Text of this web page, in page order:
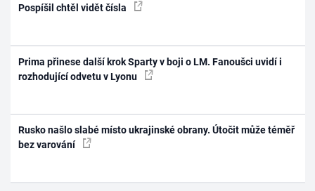
Pospíšil chtěl vidět čísla
Prima přinese další krok Sparty v boji o LM. Fanoušci uvidí i
rozhodující odvetu v Lyonu
Rusko našlo slabé místo ukrajinské obrany. Útočit může téměř
bez varování